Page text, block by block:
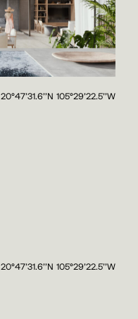
20°47'31.6''N 105°29'22.5''W
20°47'31.6''N 105°29'22.5''W